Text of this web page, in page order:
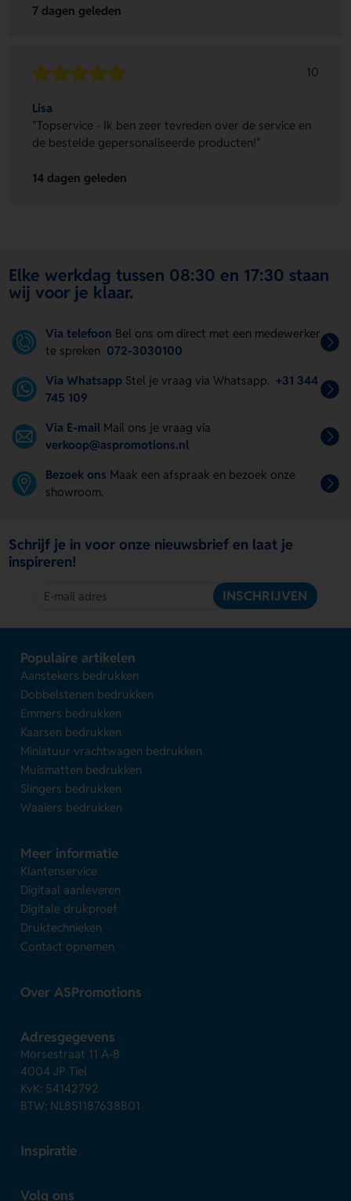
7 dagen geleden
10
Lisa
"Topservice - Ik ben zeer tevreden over de service en
de bestelde gepersonaliseerde producten!"
14 dagen geleden
Elke werkdag tussen 08:30 en 17:30 staan
wij voor je klaar.
Via telefoon Bel ons om direct met een medewerker
te spreken 072-3030100
Via Whatsapp Stel je vraag via Whatsapp. +31 344
745 109
Via E-mail Mail ons je vraag via
verkoop@aspromotions.nl
Bezoek ons Maak een afspraak en bezoek onze
showroom.
Schrijf je in voor onze nieuwsbrief en laat je
inspireren!
INSCHRIJVEN
Populaire artikelen
Aanstekers bedrukken
Dobbelstenen bedrukken
Emmers bedrukken
Kaarsen bedrukken
Miniatuur vrachtwagen bedrukken
Muismatten bedrukken
Slingers bedrukken
Waaiers bedrukken
Meer informatie
Klantenservice
Digitaal aanleveren
Digitale drukproef
Druktechnieken
Contact opnemen
Over ASPromotions
Adresgegevens
Morsestraat 11 A-B
4004 JP Tiel
KvK: 54142792
BTW: NL851187638B01
Inspiratie
Volg ons